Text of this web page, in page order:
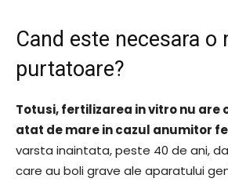
Cand este necesara o
purtatoare?
Totusi, fertilizarea in vitro nu are
atat de mare in cazul anumitor
varsta inaintata, peste 40 de ani,
care au boli grave ale aparatului